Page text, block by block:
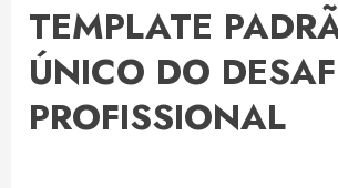
TEMPLATE
ÚNICO DO
PROFISSIONAL